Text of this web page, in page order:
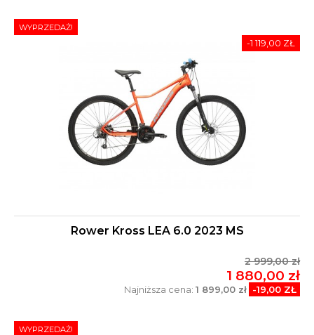
Rower Kross LEA 6.0 2023 MS
2 999,00 zł
1 880,00 zł
Najniższa cena: 1 899,00 zł -19,00 ZŁ
WYPRZEDAŻ!
-1 119,00 ZŁ
WYPRZEDAŻ!